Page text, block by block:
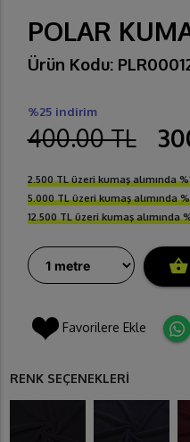
POLAR
Ürün Kodu:
%25 indirim
400.00 TL
2.500 TL üzeri kumaş alımında
5.000 TL üzeri kumaş alımında
12.500 TL üzeri kumaş alımında
shopping_basket
Favorilere Ekle
RENK SEÇENEKLERİ